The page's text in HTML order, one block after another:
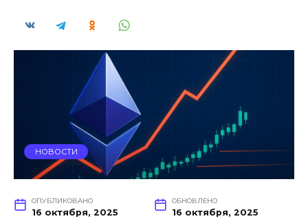
НОВОСТИ
ОПУБЛИКОВАНО
16 октября, 2025
ОБНОВЛЕНО
16 октября, 2025